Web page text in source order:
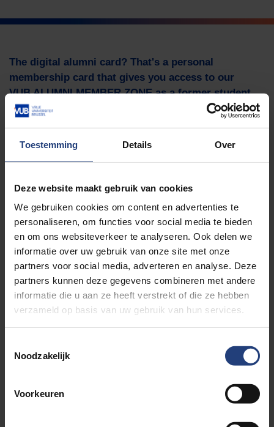
Toestemming Details Over
Deze website maakt gebruik van cookies
We gebruiken cookies om content en advertenties te
personaliseren, om functies voor social media te bieden
en om ons websiteverkeer te analyseren. Ook delen we
informatie over uw gebruik van onze site met onze
partners voor social media, adverteren en analyse. Deze
partners kunnen deze gegevens combineren met andere
informatie die u aan ze heeft verstrekt of die ze hebben
verzameld op basis van uw gebruik van hun services.
Noodzakelijk
Voorkeuren
The digital alumni card? That's a personal
membership card that gives you access to our
VUB ALUMNI MEMBER ZONE as a former student.
Campus benefits: Resto meals at student rates, 50%
use of the pool and our other VUB infrastructure
Online benefits on sustainable products and offers
(such as smartphones and tablets) from external
partner
Discounts in the VUB Gadgetshop
The icing on the cake? The Digital Alumni Pass is completely
free. So you pay nothing for your Alumni membership, you
us. You graduated from the VUB and are therefore the
flagship of our programs and values. It goes without saying